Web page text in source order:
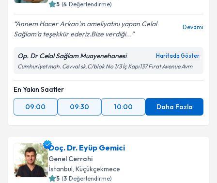
5 (4 Değerlendirme)
Annem Hacer Arkan’ın ameliyatını yapan Celal
Sağlam’a teşekkür ederiz.Bize verdiği...
Devamı
Op. Dr Celal Sağlam Muayenehanesi Haritada Göster
Cumhuriyet mah. Cevval sk.C/blok No 1/3 İç Kapı137 Fırat Avenue Avm
En Yakın Saatler
09:00
09:30 10:00 Daha Fazla
Doç. Dr. Eyüp Gemici
Genel Cerrahi
İstanbul, Küçükçekmece
5 (3 Değerlendirme)